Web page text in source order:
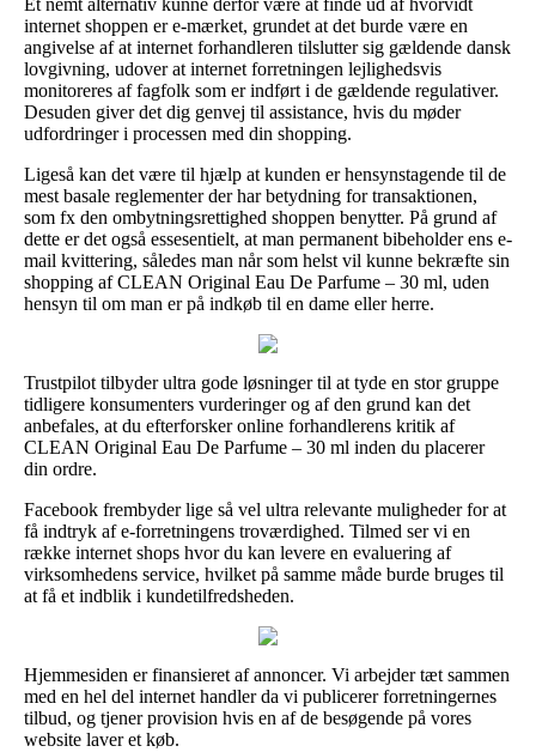
internet shoppen er e-mærket, grundet at det burde være en
angivelse af at internet forhandleren tilslutter sig gældende dansk
lovgivning, udover at internet forretningen lejlighedsvis
monitoreres af fagfolk som er indført i de gældende regulativer.
Desuden giver det dig genvej til assistance, hvis du møder
udfordringer i processen med din shopping.
Ligeså kan det være til hjælp at kunden er hensynstagende til de
mest basale reglementer der har betydning for transaktionen,
som fx den ombytningsrettighed shoppen benytter. På grund af
dette er det også essesentielt, at man permanent bibeholder ens e-
mail kvittering, således man når som helst vil kunne bekræfte sin
shopping af CLEAN Original Eau De Parfume – 30 ml, uden
hensyn til om man er på indkøb til en dame eller herre.
Trustpilot tilbyder ultra gode løsninger til at tyde en stor gruppe
tidligere konsumenters vurderinger og af den grund kan det
anbefales, at du efterforsker online forhandlerens kritik af
CLEAN Original Eau De Parfume – 30 ml inden du placerer
din ordre.
Facebook frembyder lige så vel ultra relevante muligheder for at
få indtryk af e-forretningens troværdighed. Tilmed ser vi en
række internet shops hvor du kan levere en evaluering af
virksomhedens service, hvilket på samme måde burde bruges til
at få et indblik i kundetilfredsheden.
Hjemmesiden er finansieret af annoncer. Vi arbejder tæt sammen
med en hel del internet handler da vi publicerer forretningernes
tilbud, og tjener provision hvis en af de besøgende på vores
website laver et køb.